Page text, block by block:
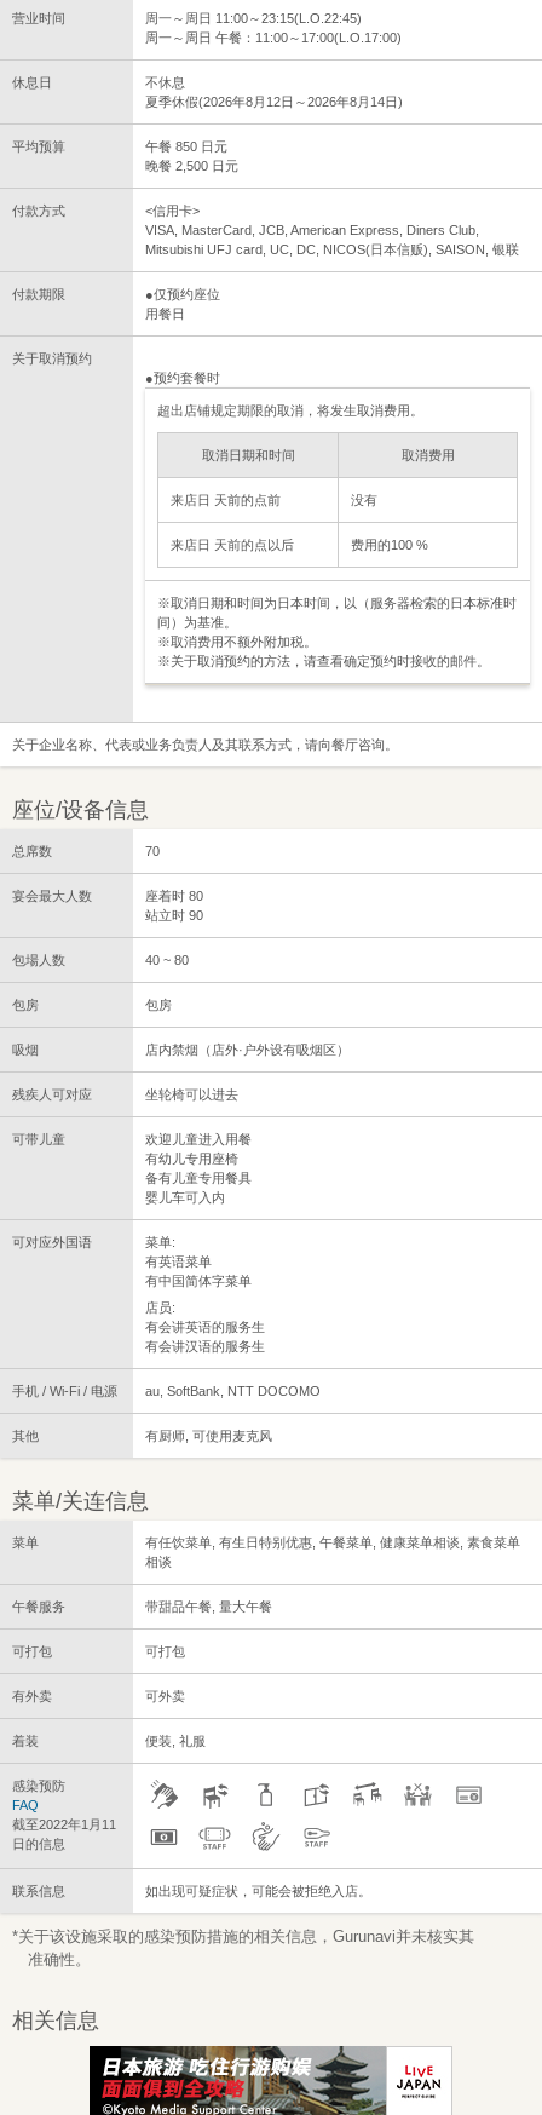
营业时间
周一～周日 11:00～23:15(L.O.22:45)
周一～周日 午餐：11:00～17:00(L.O.17:00)
休息日
不休息
夏季休假(2026年8月12日～2026年8月14日)
平均预算
午餐 850 日元
晚餐 2,500 日元
付款方式
<信用卡>
VISA, MasterCard, JCB, American Express, Diners Club,
Mitsubishi UFJ card, UC, DC, NICOS(日本信贩), SAISON, 银联
付款期限
●仅预约座位
用餐日
关于取消预约
●预约套餐时
超出店铺规定期限的取消，将发生取消费用。
取消日期和时间 取消费用
来店日 天前的点前 没有
来店日 天前的点以后 费用的100 %
※取消日期和时间为日本时间，以（服务器检索的日本标准时
间）为基准。
※取消费用不额外附加税。
※关于取消预约的方法，请查看确定预约时接收的邮件。
关于企业名称、代表或业务负责人及其联系方式，请向餐厅咨询。
座位/设备信息
总席数 70
宴会最大人数
座着时 80
站立时 90
包場人数 40 ~ 80
包房 包房
吸烟 店内禁烟（店外·户外设有吸烟区）
残疾人可对应 坐轮椅可以进去
可带儿童
欢迎儿童进入用餐
有幼儿专用座椅
备有儿童专用餐具
婴儿车可入内
可对应外国语
菜单:
有英语菜单
有中国简体字菜单
店员:
有会讲英语的服务生
有会讲汉语的服务生
手机 / Wi-Fi / 电源 au, SoftBank, NTT DOCOMO
其他 有厨师, 可使用麦克风
菜单/关连信息
菜单
有任饮菜单, 有生日特别优惠, 午餐菜单, 健康菜单相谈, 素食菜单
相谈
午餐服务 带甜品午餐, 量大午餐
可打包 可打包
有外卖 可外卖
着装 便装, 礼服
感染预防
FAQ
截至2022年1月11
日的信息
联系信息 如出现可疑症状，可能会被拒绝入店。
*关于该设施采取的感染预防措施的相关信息，Gurunavi并未核实其
准确性。
相关信息